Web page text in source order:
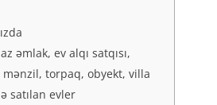
əmlak, ev alqı satqısı,
mənzil, torpaq, obyekt, villa
satılan evler